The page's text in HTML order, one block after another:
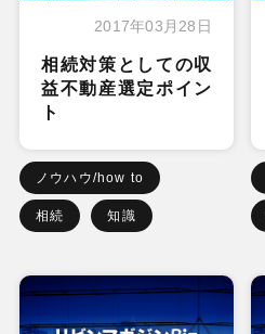
2017年03月28日
相続対策としての収
益不動産選定ポイン
ト
ノウハウ/how to
相続 知識